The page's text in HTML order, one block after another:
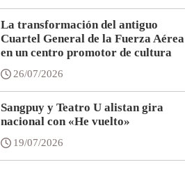
La transformación del antiguo
Cuartel General de la Fuerza Aérea
en un centro promotor de cultura
26/07/2026
Sangpuy y Teatro U alistan gira
nacional con «He vuelto»
19/07/2026